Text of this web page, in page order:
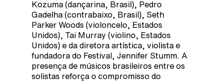
Kozuma (dançarina, Brasil), Pedro
Gadelha (contrabaixo, Brasil), Seth
Parker Woods (violoncelo, Estados
Unidos), Tai Murray (violino, Estados
Unidos) e da diretora artística, violista e
fundadora do Festival, Jennifer Stumm. A
presença de músicos brasileiros entre os
solistas reforça o compromisso do